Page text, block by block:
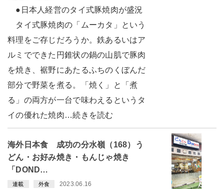
●日本人経営のタイ式豚焼肉が盛況
タイ式豚焼肉の「ムーカタ」という
料理をご存じだろうか。鉄あるいはア
ルミでできた円錐状の鍋の山肌で豚肉
を焼き、裾野にあたるふちのくぼんだ
部分で野菜を煮る。「焼く」と「煮
る」の両方が一台で味わえるというタ
イの優れた焼肉…続きを読む
海外日本食 成功の分水嶺（168）う
どん・お好み焼き・もんじゃ焼き
「DOND…
連載 外食 2023.06.16